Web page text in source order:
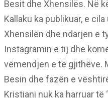
Besit dhe Xhensilës. Në
Kallaku ka publikuar, e
Xhensilën dhe ndarjen e
Instagramin e tij dhe
vëmendjen e të gjithëve.
Besin dhe fazën e
Kristiani nuk ka harruar të